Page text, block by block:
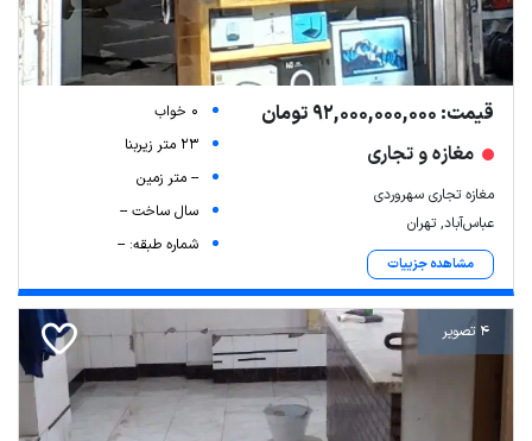
قیمت: 92,000,000,000 تومان
مغازه و تجاری
مغازه تجاری سهروردی
عباس‌آباد, تهران
مشاهده جزییات
0 خواب
23 متر زیربنا
-- متر زمین
سال ساخت --
شماره طبقه: --
4 تصویر